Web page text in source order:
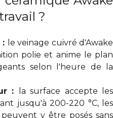
?
: le veinage cuivré d'Awake
polie et anime le plan
selon l'heure de la
:
la surface accepte les
jusqu'à 200-220 °C, les
y être posés sans